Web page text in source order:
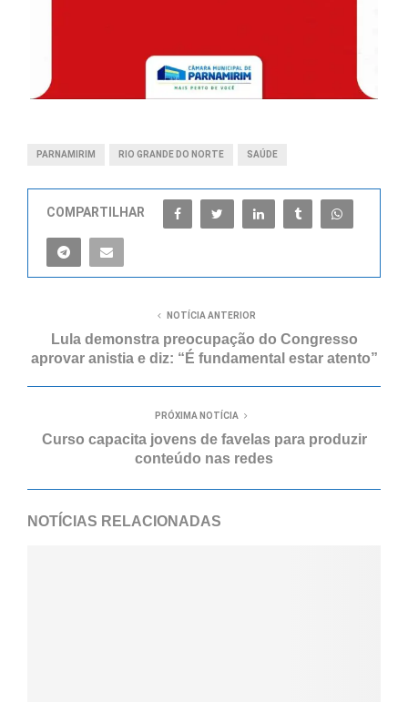
PARNAMIRIM RIO GRANDE DO NORTE SAÚDE
COMPARTILHAR
NOTÍCIA ANTERIOR
Lula demonstra preocupação do Congresso
aprovar anistia e diz: “É fundamental estar atento”
PRÓXIMA NOTÍCIA
Curso capacita jovens de favelas para produzir
conteúdo nas redes
NOTÍCIAS RELACIONADAS